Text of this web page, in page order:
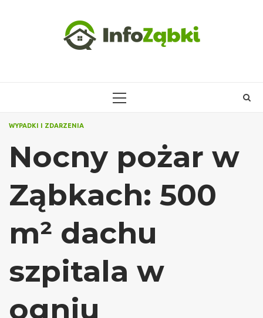
PRIMARY
WYPADKI I ZDARZENIA
Nocny pożar w
Ząbkach: 500
m² dachu
szpitala w
ogniu